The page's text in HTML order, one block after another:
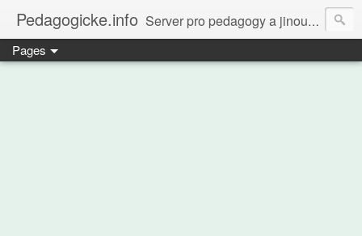
Pedagogicke.info Server pro pedagogy a jinou zvířenu
Pages